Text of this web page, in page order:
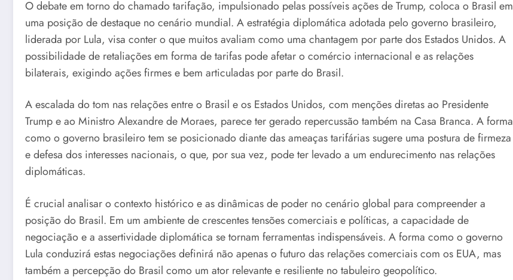
O debate em torno do chamado tarifação, impulsionado pelas possíveis ações de Trump, coloca o Brasil em
uma posição de destaque no cenário mundial. A estratégia diplomática adotada pelo governo brasileiro,
liderada por Lula, visa conter o que muitos avaliam como uma chantagem por parte dos Estados Unidos. A
possibilidade de retaliações em forma de tarifas pode afetar o comércio internacional e as relações
bilaterais, exigindo ações firmes e bem articuladas por parte do Brasil.
A escalada do tom nas relações entre o Brasil e os Estados Unidos, com menções diretas ao Presidente
Trump e ao Ministro Alexandre de Moraes, parece ter gerado repercussão também na Casa Branca. A forma
como o governo brasileiro tem se posicionado diante das ameaças tarifárias sugere uma postura de firmeza
e defesa dos interesses nacionais, o que, por sua vez, pode ter levado a um endurecimento nas relações
diplomáticas.
É crucial analisar o contexto histórico e as dinâmicas de poder no cenário global para compreender a
posição do Brasil. Em um ambiente de crescentes tensões comerciais e políticas, a capacidade de
negociação e a assertividade diplomática se tornam ferramentas indispensáveis. A forma como o governo
Lula conduzirá estas negociações definirá não apenas o futuro das relações comerciais com os EUA, mas
também a percepção do Brasil como um ator relevante e resiliente no tabuleiro geopolítico.